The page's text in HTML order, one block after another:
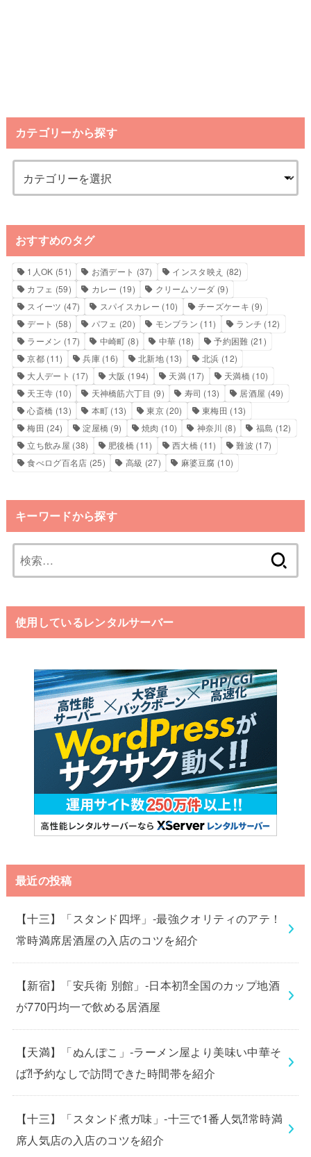
カテゴリーから探す
おすすめのタグ
1人OK (51) お酒デート (37) インスタ映え (82)
カフェ (59) カレー (19) クリームソーダ (9)
スイーツ (47) スパイスカレー (10) チーズケーキ (9)
デート (58) パフェ (20) モンブラン (11) ランチ (12)
ラーメン (17) 中崎町 (8) 中華 (18) 予約困難 (21)
京都 (11) 兵庫(16) 北新地(13) 北浜 (12)
大人デート (17) 大阪 (194) 天満(17) 天満橋(10)
天王寺 (10) 天神橋筋六丁目 (9) 寿司 (13) 居酒屋 (49)
心斎橋 (13) 本町 (13) 東京(20) 東梅田 (13)
梅田 (24) 淀屋橋 (9) 焼肉 (10) 神奈川 (8) 福島 (12)
立ち飲み屋 (38) 肥後橋 (11) 西大橋 (11) 難波 (17)
食べログ百名店 (25) 高級 (27) 麻婆豆腐 (10)
キーワードから探す
索:
使用しているレンタルサーバー
最近の投稿
【十三】「スタンド四坪」-最強クオリティのアテ！
常時満席居酒屋の入店のコツを紹介
【新宿】「安兵衛 別館」-日本初⁈全国のカップ地酒
が770円均一で飲める居酒屋
【天満】「ぬんぽこ」-ラーメン屋より美味い中華そ
ば⁈予約なしで訪問できた時間帯を紹介
【十三】「スタンド煮ガ味」-十三で1番人気⁈常時満
席人気店の入店のコツを紹介